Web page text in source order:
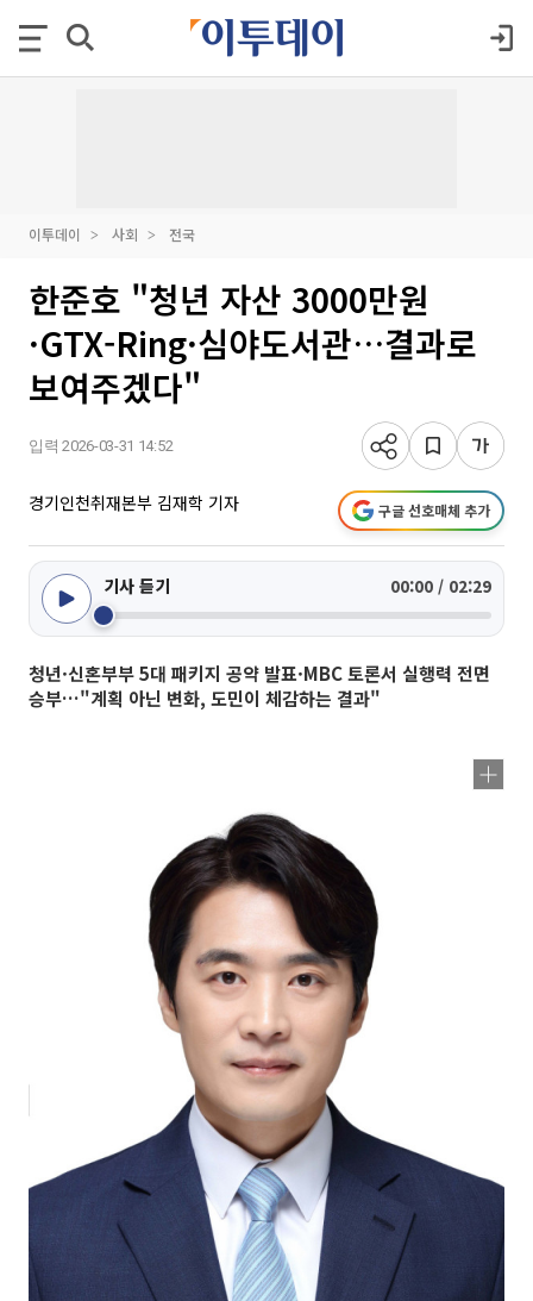
이투데이 사회 전국
한준호 "청년 자산 3000만원
·GTX-Ring·심야도서관…결과로
보여주겠다"
입력 2026-03-31 14:52
경기인천취재본부 김재학 기자 구글 선호매체 추가
기사 듣기 00:00 / 02:29
청년·신혼부부 5대 패키지 공약 발표·MBC 토론서 실행력 전면
승부…"계획 아닌 변화, 도민이 체감하는 결과"